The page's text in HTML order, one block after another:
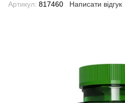
Артикул: 817460 Написати відгук